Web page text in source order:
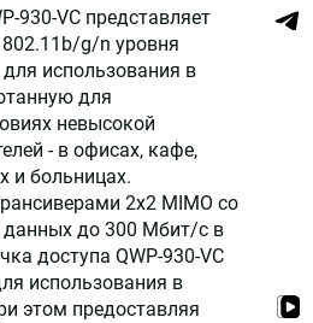
930-VC представляет
g/n уровня
использования в
для
невысокой
- в офисах, кафе,
и больницах.
2x2 MIMO со
данных до 300 Мбит/с в
доступа QWP-930-VC
использования в
этом предоставляя